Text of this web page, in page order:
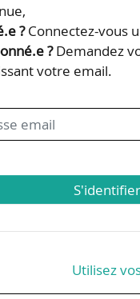
Lorraine
occupe le
Jacob, sur
?Connectez-vous
?Demandez
votre email.
Utilisez